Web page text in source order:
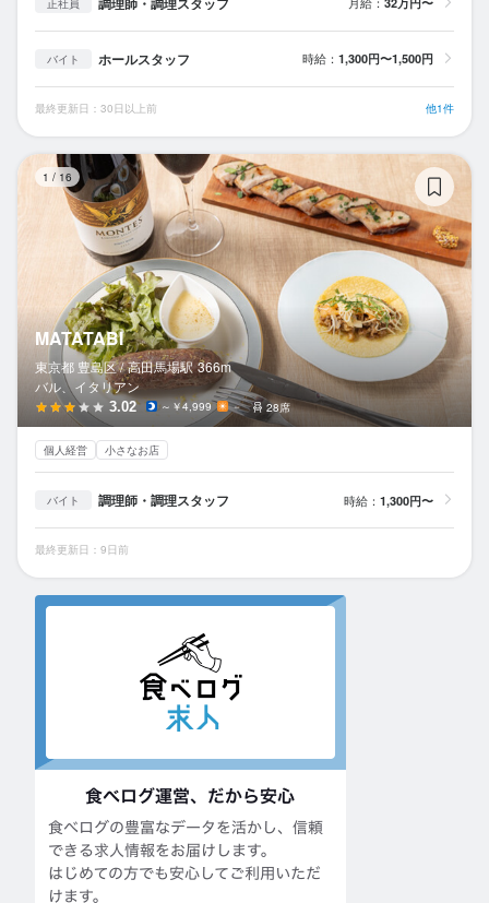
バイト ホールスタッフ 時給： 1,300円〜1,500円
最終更新日：30日以上前 他1件
1 / 16
MATATABI
東京都 豊島区 / 高田馬場駅 366m
バル、イタリアン
3.02 ～￥4,999 － 28席
個人経営 小さなお店
バイト 調理師・調理スタッフ 時給： 1,300円〜
最終更新日：9日前